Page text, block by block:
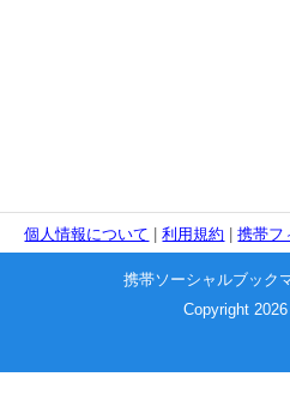
個人情報について |利用規約 |携帯フ
携帯ソーシャルブック
Copyright